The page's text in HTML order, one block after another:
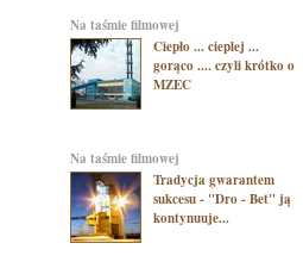
na taśmie filmowej
Ciepło ... cieplej ...
gorąco .... czyli krótko o
MZEC
na taśmie filmowej
Tradycja gwarantem
sukcesu - "Dro - Bet" ją
kontynuuje...